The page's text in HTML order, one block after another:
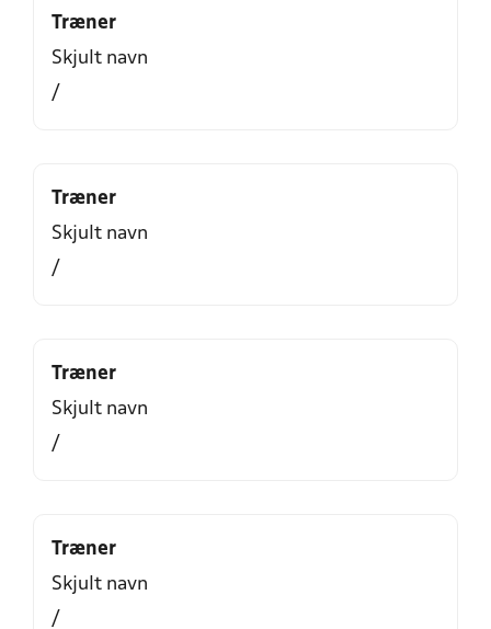
Træner
Skjult navn
/
Træner
Skjult navn
/
Træner
Skjult navn
/
Træner
Skjult navn
/